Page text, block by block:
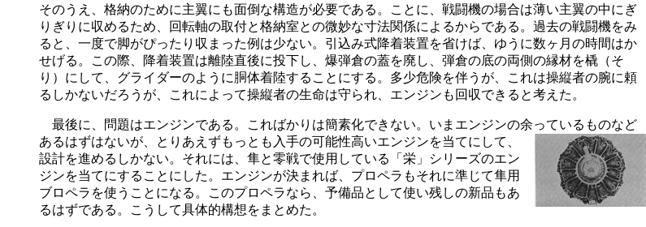
そのうえ、格納のために主翼にも面倒な構造が必要である。ことに、戦闘機の場合は薄い主翼の中にぎ
りぎりに収めるため、回転軸の取付と格納室との微妙な寸法関係によるからである。過去の戦闘機をみ
ると、一度で脚がぴったり収まった例は少ない。引込み式降着装置を省けば、ゆうに数ヶ月の時間はか
せげる。この際、降着装置は離陸直後に投下し、爆弾倉の蓋を廃し、弾倉の底の両側の縁材を橇（そ
り）にして、グライダーのように胴体着陸することにする。多少危険を伴うが、これは操縦者の腕に頼
るしかないだろうが、これによって操縦者の生命は守られ、エンジンも回収できると考えた。
最後に、問題はエンジンである。こればかりは簡素化できない。いまエンジンの余っているものなど
あるはずはないが、とりあえずもっとも入手の可能性高いエンジンを当てにして、
設計を進めるしかない。それには、隼と零戦で使用している「栄」シリーズのエン
ジンを当てにすることにした。エンジンが決まれば、プロペラもそれに準じて隼用
ブロペラを使うことになる。このプロペラなら、予備品として使い残しの新品もあ
るはずである。こうして具体的構想をまとめた。